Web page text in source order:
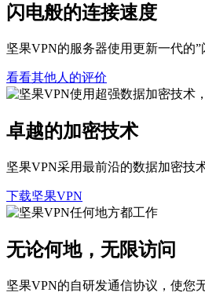
闪电般的连接速度
坚果VPN的服务器使用更新一代的
看看其他人的评价
卓越的加密技术
坚果VPN采用最前沿的数据加密技
下载坚果VPN
无论何地，无限访问
坚果VPN的自研发通信协议，使您